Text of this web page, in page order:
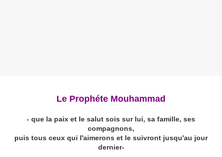
Le Prophéte Mouhammad
- que la paix et le salut sois sur lui, sa famille, ses
compagnons,
puis tous ceux qui l'aimerons et le suivront jusqu'au jour
dernier-